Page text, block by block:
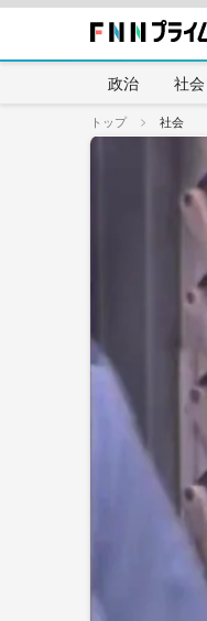
政治 社会
トップ 社会